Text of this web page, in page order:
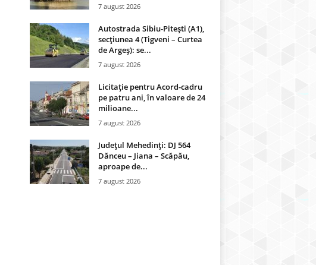
7 august 2026
Autostrada Sibiu-Pitești (A1),
secțiunea 4 (Tigveni – Curtea
de Argeș): se...
7 august 2026
Licitație pentru Acord-cadru
pe patru ani, în valoare de 24
milioane...
7 august 2026
Județul Mehedinți: DJ 564
Dănceu – Jiana – Scăpău,
aproape de...
7 august 2026